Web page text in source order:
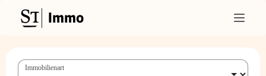
Immo
Immobilienart